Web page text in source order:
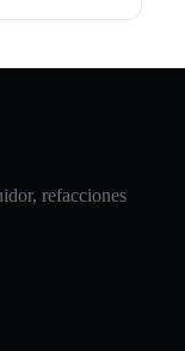
refacciones